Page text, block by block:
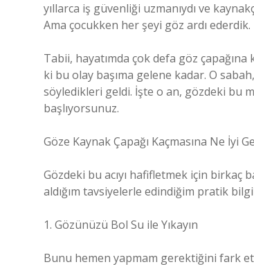
yıllarca iş güvenliği uzmanıydı ve
Ama çocukken her şeyi göz ardı ederdik.
Tabii, hayatımda çok defa göz
ki bu olay başıma gelene kadar. O
söyledikleri geldi. İşte o an, gözdeki bu
başlıyorsunuz.
Göze Kaynak Çapağı Kaçmasına Ne İyi
Gözdeki bu acıyı hafifletmek için birkaç
aldığım tavsiyelerle edindiğim pratik
1. Gözünüzü Bol Su ile Yıkayın
Bunu hemen yapmam gerektiğini fark